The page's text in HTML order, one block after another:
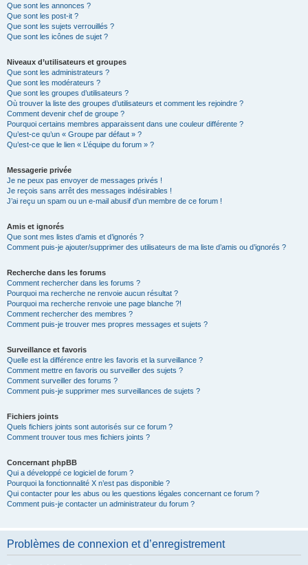
Que sont les annonces ?
Que sont les post-it ?
Que sont les sujets verrouillés ?
Que sont les icônes de sujet ?
Niveaux d’utilisateurs et groupes
Que sont les administrateurs ?
Que sont les modérateurs ?
Que sont les groupes d’utilisateurs ?
Où trouver la liste des groupes d’utilisateurs et comment les rejoindre ?
Comment devenir chef de groupe ?
Pourquoi certains membres apparaissent dans une couleur différente ?
Qu’est-ce qu’un « Groupe par défaut » ?
Qu’est-ce que le lien « L’équipe du forum » ?
Messagerie privée
Je ne peux pas envoyer de messages privés !
Je reçois sans arrêt des messages indésirables !
J’ai reçu un spam ou un e-mail abusif d’un membre de ce forum !
Amis et ignorés
Que sont mes listes d’amis et d’ignorés ?
Comment puis-je ajouter/supprimer des utilisateurs de ma liste d’amis ou d’ignorés ?
Recherche dans les forums
Comment rechercher dans les forums ?
Pourquoi ma recherche ne renvoie aucun résultat ?
Pourquoi ma recherche renvoie une page blanche ?!
Comment rechercher des membres ?
Comment puis-je trouver mes propres messages et sujets ?
Surveillance et favoris
Quelle est la différence entre les favoris et la surveillance ?
Comment mettre en favoris ou surveiller des sujets ?
Comment surveiller des forums ?
Comment puis-je supprimer mes surveillances de sujets ?
Fichiers joints
Quels fichiers joints sont autorisés sur ce forum ?
Comment trouver tous mes fichiers joints ?
Concernant phpBB
Qui a développé ce logiciel de forum ?
Pourquoi la fonctionnalité X n’est pas disponible ?
Qui contacter pour les abus ou les questions légales concernant ce forum ?
Comment puis-je contacter un administrateur du forum ?
Problèmes de connexion et d’enregistrement